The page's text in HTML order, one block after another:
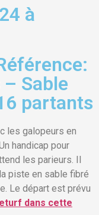
à
Sable
partants
les galopeurs en
Un handicap pour
les parieurs. Il
piste en sable fibré
Le départ est prévu
dans cette